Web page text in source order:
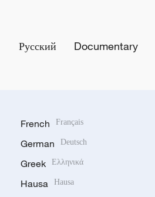
Русский Documentary
French Français
German Deutsch
Greek Ελληνικά
Hausa Hausa